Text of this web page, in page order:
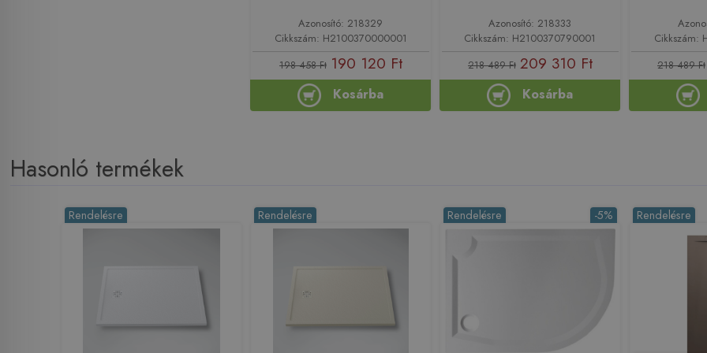
Azonosító: 218329
Cikkszám: H2100370000001
198 458 Ft 190 120 Ft
Kosárba
Azonosító: 218333
Cikkszám: H2100370790001
218 489 Ft 209 310 Ft
Kosárba
Cikkszám:
218 489 Ft
Hasonló termékek
Rendelésre Rendelésre -5%
Rendelésre Rendelésre